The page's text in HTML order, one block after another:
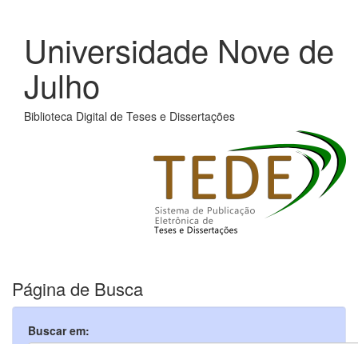
Universidade Nove de
Julho
Biblioteca Digital de Teses e Dissertações
Página de Busca
Buscar em: